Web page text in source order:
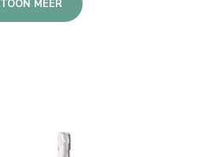
TOON MEER